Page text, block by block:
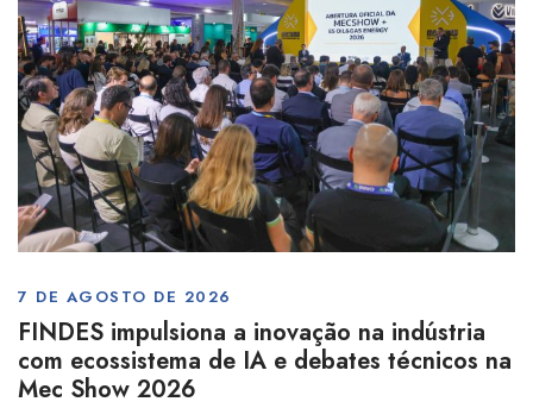
7 DE AGOSTO DE 2026
FINDES impulsiona a inovação na indústria
com ecossistema de IA e debates técnicos na
Mec Show 2026